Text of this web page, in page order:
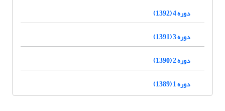
دوره 4 (1392)
دوره 3 (1391)
دوره 2 (1390)
دوره 1 (1389)